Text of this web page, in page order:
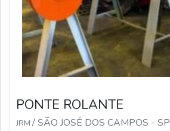
PONTE ROLANTE
JRM / SÃO JOSÉ DOS CAMPOS - SP